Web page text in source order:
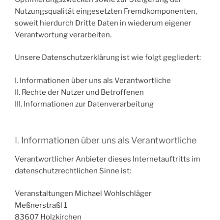
Nutzungsqualität eingesetzten Fremdkomponenten,
soweit hierdurch Dritte Daten in wiederum eigener
Verantwortung verarbeiten.
Unsere Datenschutzerklärung ist wie folgt gegliedert:
I. Informationen über uns als Verantwortliche
II. Rechte der Nutzer und Betroffenen
III. Informationen zur Datenverarbeitung
I. Informationen über uns als Verantwortliche
Verantwortlicher Anbieter dieses Internetauftritts im
datenschutzrechtlichen Sinne ist:
Veranstaltungen Michael Wohlschläger
Meßnerstraßl 1
83607 Holzkirchen